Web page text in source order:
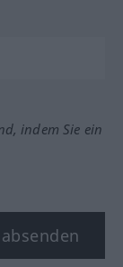
indem Sie ein